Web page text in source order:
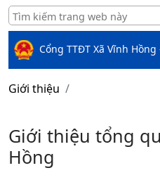
Cổng TTĐT Xã Vĩnh
Giới thiệu
Giới thiệu tổng
Hồng